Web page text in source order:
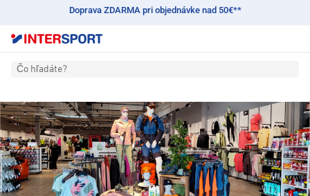
Doprava ZDARMA pri objednávke nad 50€**
Čo hľadáte?